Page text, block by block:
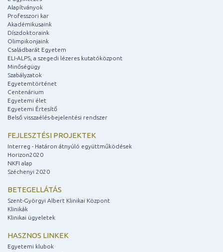
Alapítványok
Professzori kar
Akadémikusaink
Díszdoktoraink
Olimpikonjaink
Családbarát Egyetem
ELI-ALPS, a szegedi lézeres kutatóközpont
Minőségügy
Szabályzatok
Egyetemtörténet
Centenárium
Egyetemi élet
Egyetemi Értesítő
Belső visszaélés-bejelentési rendszer
FEJLESZTÉSI PROJEKTEK
Interreg - Határon átnyúló együttműködések
Horizon2020
NKFI alap
Széchenyi 2020
BETEGELLÁTÁS
Szent-Györgyi Albert Klinikai Központ
Klinikák
Klinikai ügyeletek
HASZNOS LINKEK
Egyetemi klubok